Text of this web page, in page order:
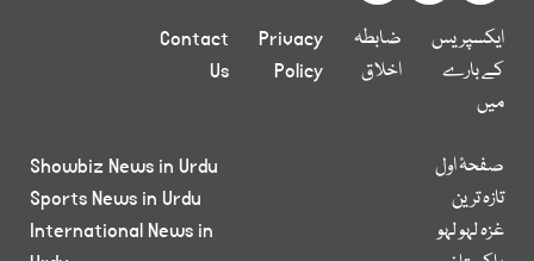
ایکسپریس
کے بارے
میں
ضابطہ
اخلاق
Privacy
Policy
Contact
Us
صفحۂ اول
تازہ ترین
غزہ لہو لہو
Showbiz News in Urdu
Sports News in Urdu
International News in